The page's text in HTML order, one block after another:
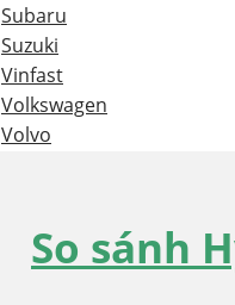
Subaru
Suzuki
Vinfast
Volkswagen
Volvo
So sánh